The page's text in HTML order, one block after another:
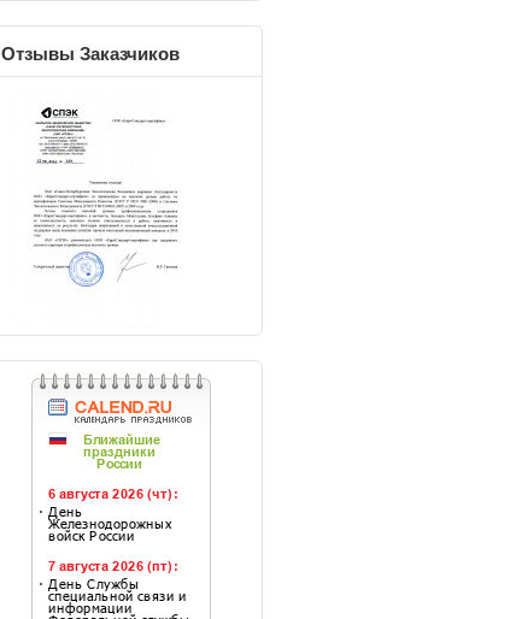
Отзывы Заказчиков